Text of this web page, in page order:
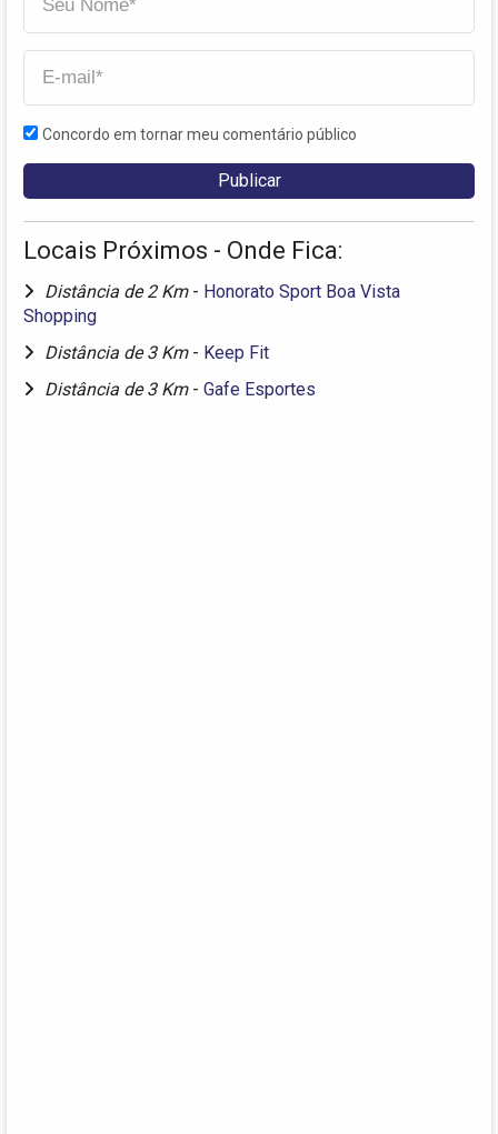
Concordo em tornar meu comentário público
Locais Próximos - Onde Fica:
Distância de 2 Km - Honorato Sport Boa Vista
Shopping
Distância de 3 Km - Keep Fit
Distância de 3 Km - Gafe Esportes